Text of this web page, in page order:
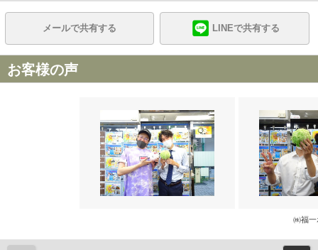
メールで共有する LINEで共有する
お客様の声
㈱福一